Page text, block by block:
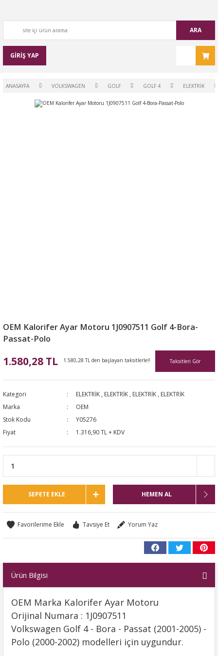
ARA
GİRİŞ YAP
ANASAYFA VOLKSWAGEN GOLF GOLF 4 ELEKTRİK
OEM Kalorifer Ayar Motoru 1J0907511 Golf 4-Bora-
Passat-Polo
1.580,28 TL 1.580,28 TL den başlayan taksitlerle!! Taksitleri Gör
Kategori ELEKTRİK , ELEKTRİK , ELEKTRİK , ELEKTRİK
Marka
OEM
Stok Kodu
Y05276
Fiyat
1.316,90 TL + KDV
SEPETE EKLE HEMEN AL
Tavsiye Et Yorum Yaz
Ürün Bilgisi
OEM Marka Kalorifer Ayar Motoru
Orijinal Numara : 1J0907511
Volkswagen Golf 4 - Bora - Passat (2001-2005) -
Polo (2000-2002) modelleri için uygundur.